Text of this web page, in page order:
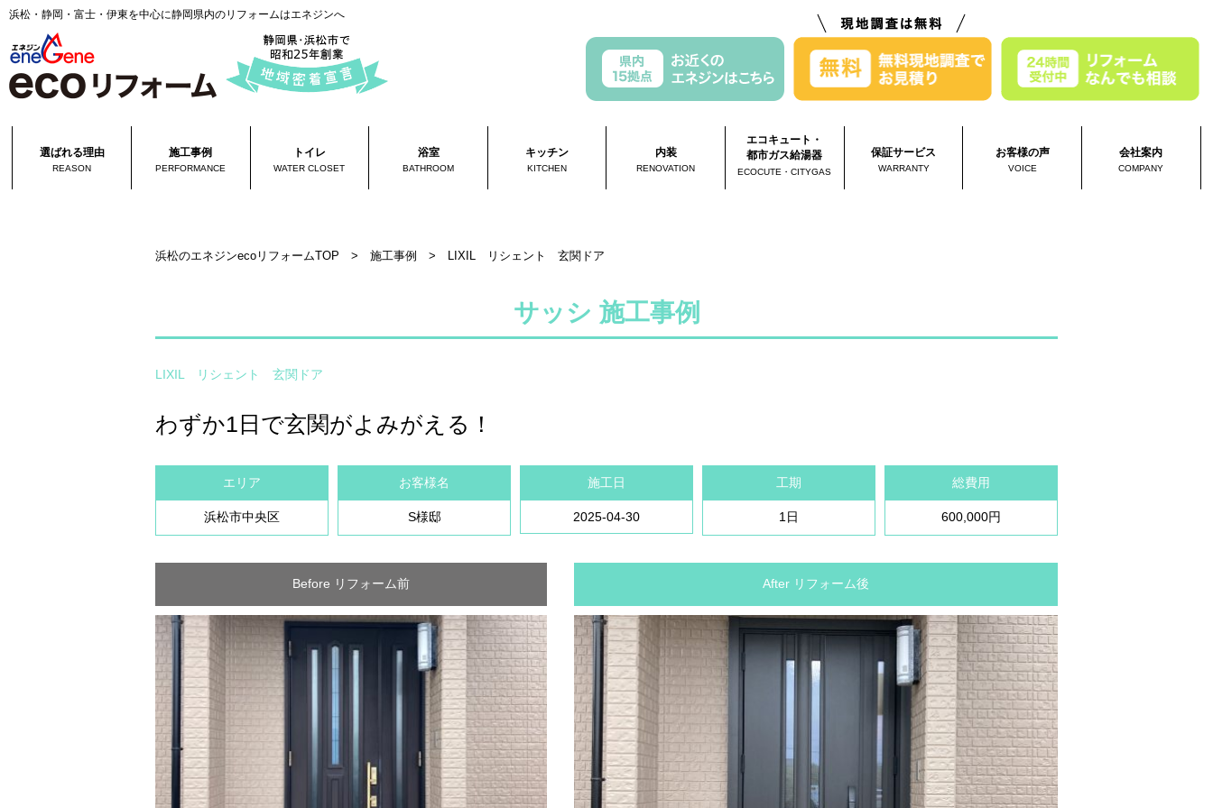
浜松・静岡・富士・伊東を中心に静岡県内のリフォームはエネジンへ
選ばれる理由
REASON
施工事例
PERFORMANCE
トイレ
WATER CLOSET
浴室
BATHROOM
キッチン
KITCHEN
内装
RENOVATION
エコキュート・
都市ガス給湯器
ECOCUTE・CITYGAS
保証サービス
WARRANTY
お客様の声
VOICE
会社案内
COMPANY
浜松のエネジンecoリフォームTOP > 施工事例 > LIXIL リシェント 玄関ドア
サッシ 施工事例
LIXIL リシェント 玄関ドア
わずか1日で玄関がよみがえる！
エリア
浜松市中央区
お客様名
S様邸
施工日
2025-04-30
工期
1日
総費用
600,000円
Before リフォーム前 After リフォーム後